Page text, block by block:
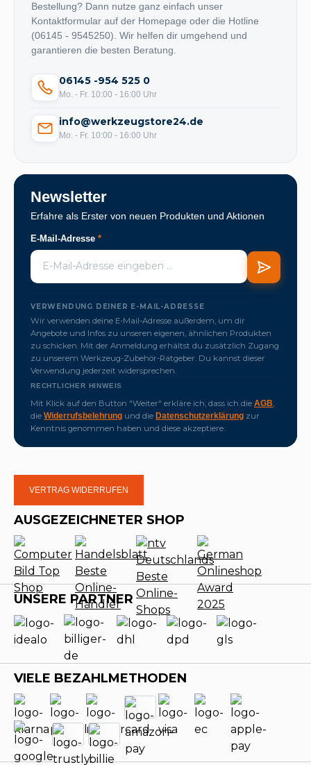
Bestellung? Dann nutze ganz einfach unser
Kontaktformular auf der Homepage oder die Hotline
(06145 - 9545250). Wir helfen dir umgehend und
garantieren die besten Beratung.
06145 -954 525 0
Mo. - Fr. 10:00 - 16:00 Uhr
info@werkzeugstore24.de
Mo. - Fr. 10:00 - 16:00 Uhr
Newsletter
Erfahre als Erster von neuen Produkten und Aktionen
E-Mail-Adresse *
VERWENDUNG DEINER E-MAIL-ADRESSE
Wir verwenden deine E-Mail-Adresse außerdem, um dir
Angebote und Infos zu unseren eigenen, ähnlichen Produkten
zu schicken. Mit der Anmeldung erhältst du zusätzlich Zugang
zu unserem Werkzeug-Zubehör-Ratgeber. Du kannst dieser
Verwendung jederzeit widersprechen.
RECHTLICHER HINWEIS
Mit Klick auf den Button "Weiter" erkläre ich, dass ich die AGB
die Widerrufsbelehrung und die Datenschutzerklärung zur
Kenntnis genommen haben und diese akzeptiere.
VERTRAG WIDERRUFEN
AUSGEZEICHNETER SHOP
UNSERE PARTNER
VIELE BEZAHLMETHODEN